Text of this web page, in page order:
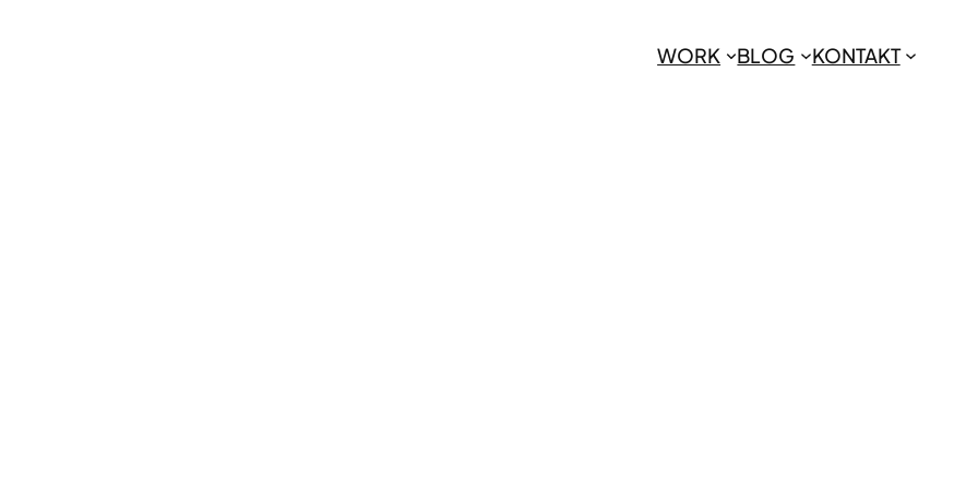
WORK BLOG KONTAKT